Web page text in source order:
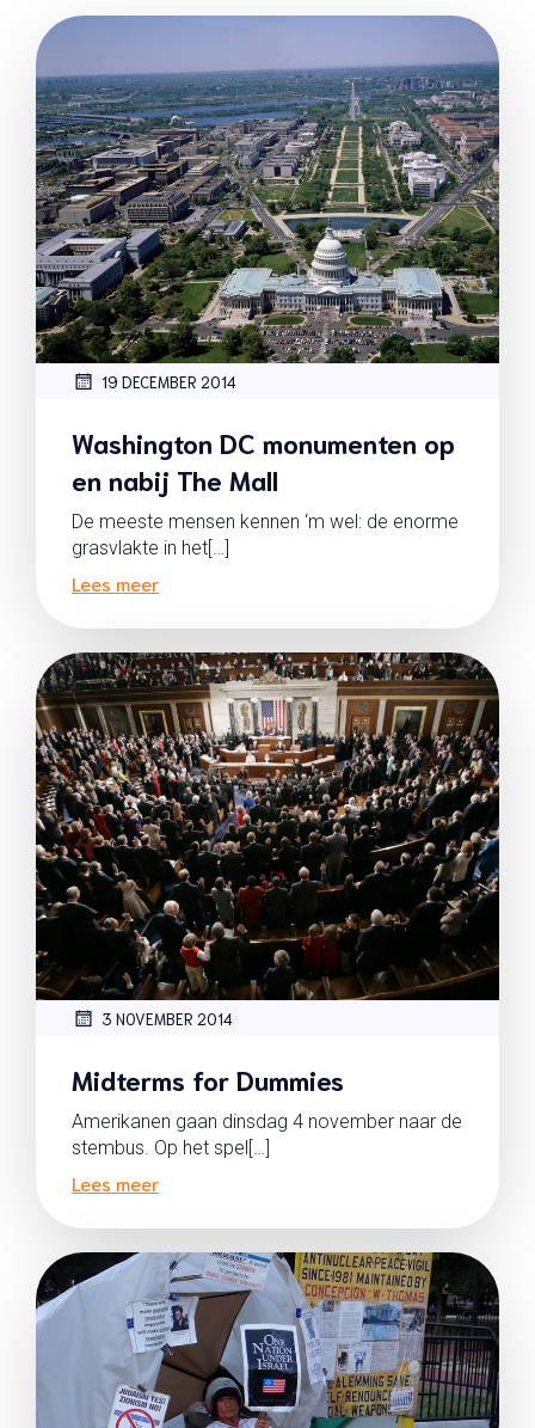
19 DECEMBER 2014
Washington DC monumenten op
en nabij The Mall
De meeste mensen kennen ‘m wel: de enorme
grasvlakte in het[…]
Lees meer
3 NOVEMBER 2014
Midterms for Dummies
Amerikanen gaan dinsdag 4 november naar de
stembus. Op het spel[…]
Lees meer